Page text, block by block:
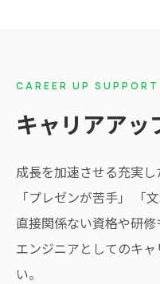
CAREER UP SUPPORT
キャリアアッ
成長を加速させる充実し
「プレゼンが苦手」 「
直接関係ない資格や研修
エンジニアとしてのキ
い。